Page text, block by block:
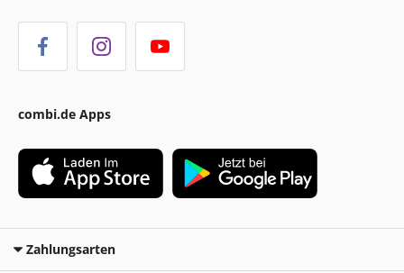
combi.de Apps
Zahlungsarten